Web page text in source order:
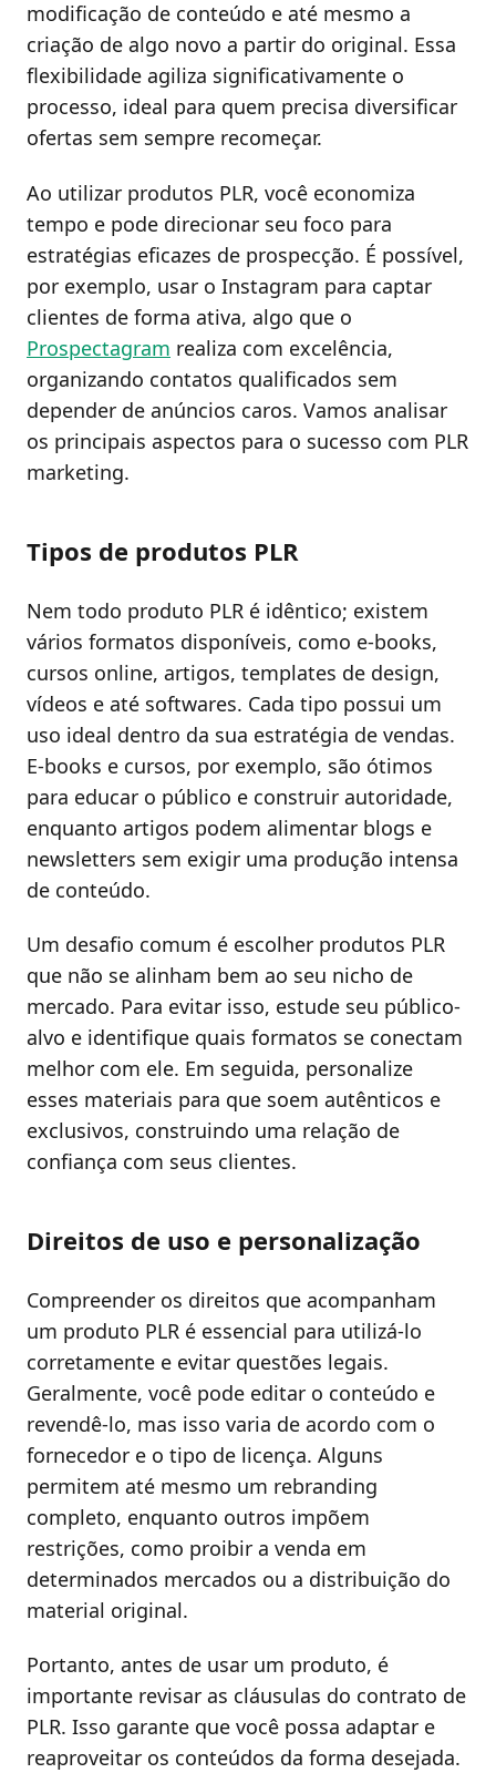
modificação de conteúdo e até mesmo a
criação de algo novo a partir do original. Essa
flexibilidade agiliza significativamente o
processo, ideal para quem precisa diversificar
ofertas sem sempre recomeçar.
Ao utilizar produtos PLR, você economiza
tempo e pode direcionar seu foco para
estratégias eficazes de prospecção. É possível,
por exemplo, usar o Instagram para captar
clientes de forma ativa, algo que o
Prospectagram realiza com excelência,
organizando contatos qualificados sem
depender de anúncios caros. Vamos analisar
os principais aspectos para o sucesso com PLR
marketing.
Tipos de produtos PLR
Nem todo produto PLR é idêntico; existem
vários formatos disponíveis, como e-books,
cursos online, artigos, templates de design,
vídeos e até softwares. Cada tipo possui um
uso ideal dentro da sua estratégia de vendas.
E-books e cursos, por exemplo, são ótimos
para educar o público e construir autoridade,
enquanto artigos podem alimentar blogs e
newsletters sem exigir uma produção intensa
de conteúdo.
Um desafio comum é escolher produtos PLR
que não se alinham bem ao seu nicho de
mercado. Para evitar isso, estude seu público-
alvo e identifique quais formatos se conectam
melhor com ele. Em seguida, personalize
esses materiais para que soem autênticos e
exclusivos, construindo uma relação de
confiança com seus clientes.
Direitos de uso e personalização
Compreender os direitos que acompanham
um produto PLR é essencial para utilizá-lo
corretamente e evitar questões legais.
Geralmente, você pode editar o conteúdo e
revendê-lo, mas isso varia de acordo com o
fornecedor e o tipo de licença. Alguns
permitem até mesmo um rebranding
completo, enquanto outros impõem
restrições, como proibir a venda em
determinados mercados ou a distribuição do
material original.
Portanto, antes de usar um produto, é
importante revisar as cláusulas do contrato de
PLR. Isso garante que você possa adaptar e
reaproveitar os conteúdos da forma desejada.